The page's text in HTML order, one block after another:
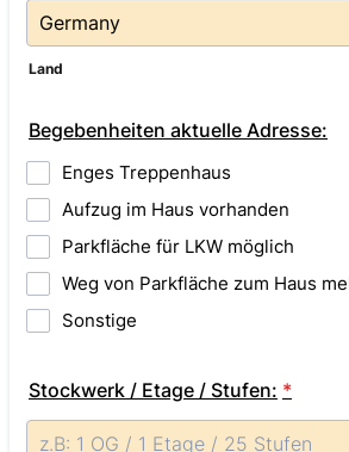
Land
Begebenheiten aktuelle Adresse:
Enges Treppenhaus
Aufzug im Haus vorhanden
Parkfläche für LKW möglich
Weg von Parkfläche zum Haus
Sonstige
Stockwerk / Etage / Stufen: *